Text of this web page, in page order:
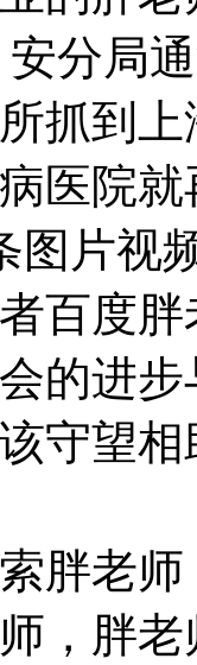
分局
抓到
医院
图片视
百度胖
的进
守望
胖老
，胖